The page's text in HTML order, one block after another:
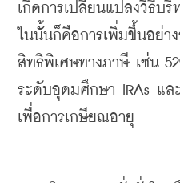
เกิดการเปลี่ยนแปลงวิธีบ
ในนั้นก็คือการเพิ่มขึ้นอย่า
สิทธิพิเศษทางภาษี เช่น
ระดับอุดมศึกษา IRAs แล
เพื่อการเกษียณอายุ